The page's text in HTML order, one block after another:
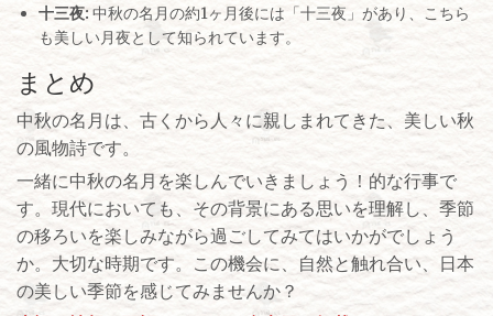
十三夜: 中秋の名月の約1ヶ月後には「十三夜」があり、こちら
も美しい月夜として知られています。
まとめ
中秋の名月は、古くから人々に親しまれてきた、美しい秋
の風物詩です。
一緒に中秋の名月を楽しんでいきましょう！的な行事で
す。現代においても、その背景にある思いを理解し、季節
の移ろいを楽しみながら過ごしてみてはいかがでしょう
か。大切な時期です。この機会に、自然と触れ合い、日本
の美しい季節を感じてみませんか？